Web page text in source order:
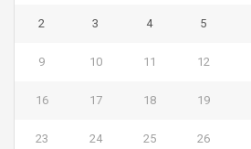
2 3 4 5
9 10 11 12
16 17 18 19
23 24 25 26